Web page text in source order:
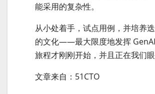
能采用的复杂性。
从小处着手，试点用例，并培养
的文化——最大限度地发挥
旅程才刚刚开始，并且正在我们眼
文章来自：51CTO